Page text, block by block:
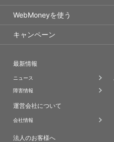
WebMoneyを使う
キャンペーン
最新情報
ニュース
障害情報
運営会社について
会社情報
法人のお客様へ